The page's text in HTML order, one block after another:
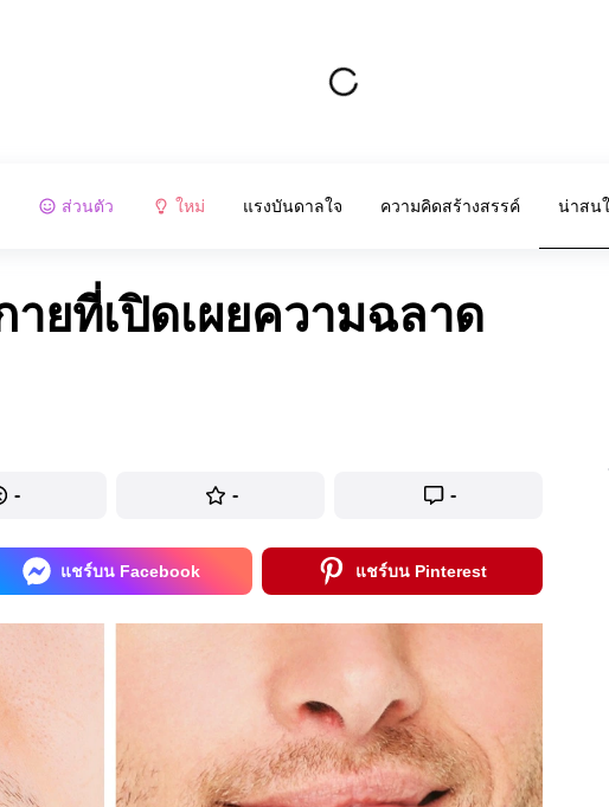
ส่วนตัว ใหม่ แรงบันดาลใจ ความคิดสร้างสรรค์ น่าสน
ายที่เปิดเผยความฉลาด
- - -
แชร์บน Facebook แชร์บน Pinterest